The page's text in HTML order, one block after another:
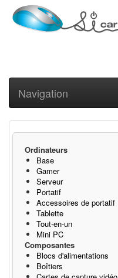
Navigation
Ordinateurs
Base
Gamer
Serveur
Portatif
Accessoires de portatif
Tablette
Tout-en-un
Mini PC
Composantes
Blocs d'alimentations
Boîtiers